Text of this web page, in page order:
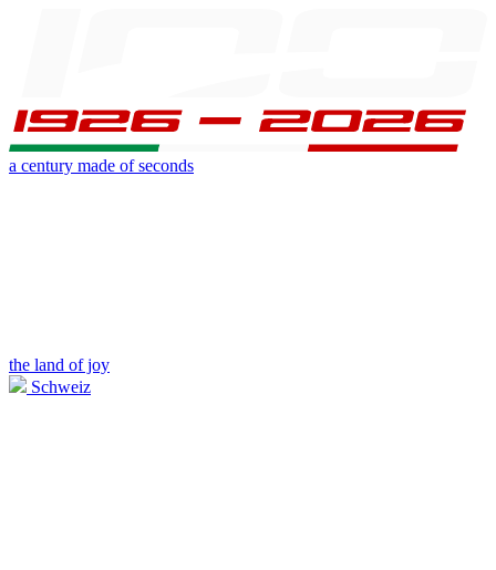
a century made of seconds
the land of joy
Schweiz